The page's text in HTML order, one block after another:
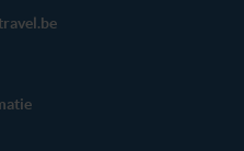
die uw gegevens